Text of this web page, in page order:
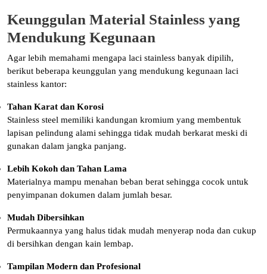
Keunggulan Material Stainless yang
Mendukung Kegunaan
Agar lebih memahami mengapa laci stainless banyak dipilih,
berikut beberapa keunggulan yang mendukung kegunaan laci
stainless kantor:
Tahan Karat dan Korosi
Stainless steel memiliki kandungan kromium yang membentuk
lapisan pelindung alami sehingga tidak mudah berkarat meski di
gunakan dalam jangka panjang.
Lebih Kokoh dan Tahan Lama
Materialnya mampu menahan beban berat sehingga cocok untuk
penyimpanan dokumen dalam jumlah besar.
Mudah Dibersihkan
Permukaannya yang halus tidak mudah menyerap noda dan cukup
di bersihkan dengan kain lembap.
Tampilan Modern dan Profesional